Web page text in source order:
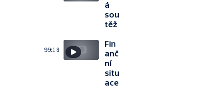
á
sou
těž
99:18
Fin
anč
ní
situ
ace